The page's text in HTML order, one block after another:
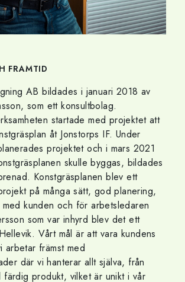
FRAMTID
AB bildades i januari 2018 av
som ett konsultbolag.
startade med projektet att
åt Jonstorps IF. Under
projektet och i mars 2021
skulle byggas, bildades
Konstgräsplanen blev ett
på många sätt, god planering,
kunden och för arbetsledaren
som var inhyrd blev det ett
Vårt mål är att vara kundens
arbetar främst med
där vi hanterar allt själva, från
färdig produkt, vilket är unikt i vår